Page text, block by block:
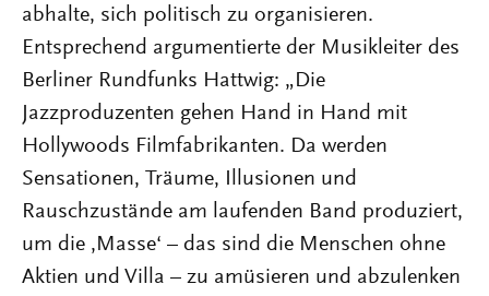
abhalte, sich politisch zu organisieren.
Entsprechend argumentierte der Musikleiter des
Berliner Rundfunks Hattwig: „Die
Jazzproduzenten gehen Hand in Hand mit
Hollywoods Filmfabrikanten. Da werden
Sensationen, Träume, Illusionen und
Rauschzustände am laufenden Band produziert,
um die ‚Masse‘ – das sind die Menschen ohne
Aktien und Villa – zu amüsieren und abzulenken